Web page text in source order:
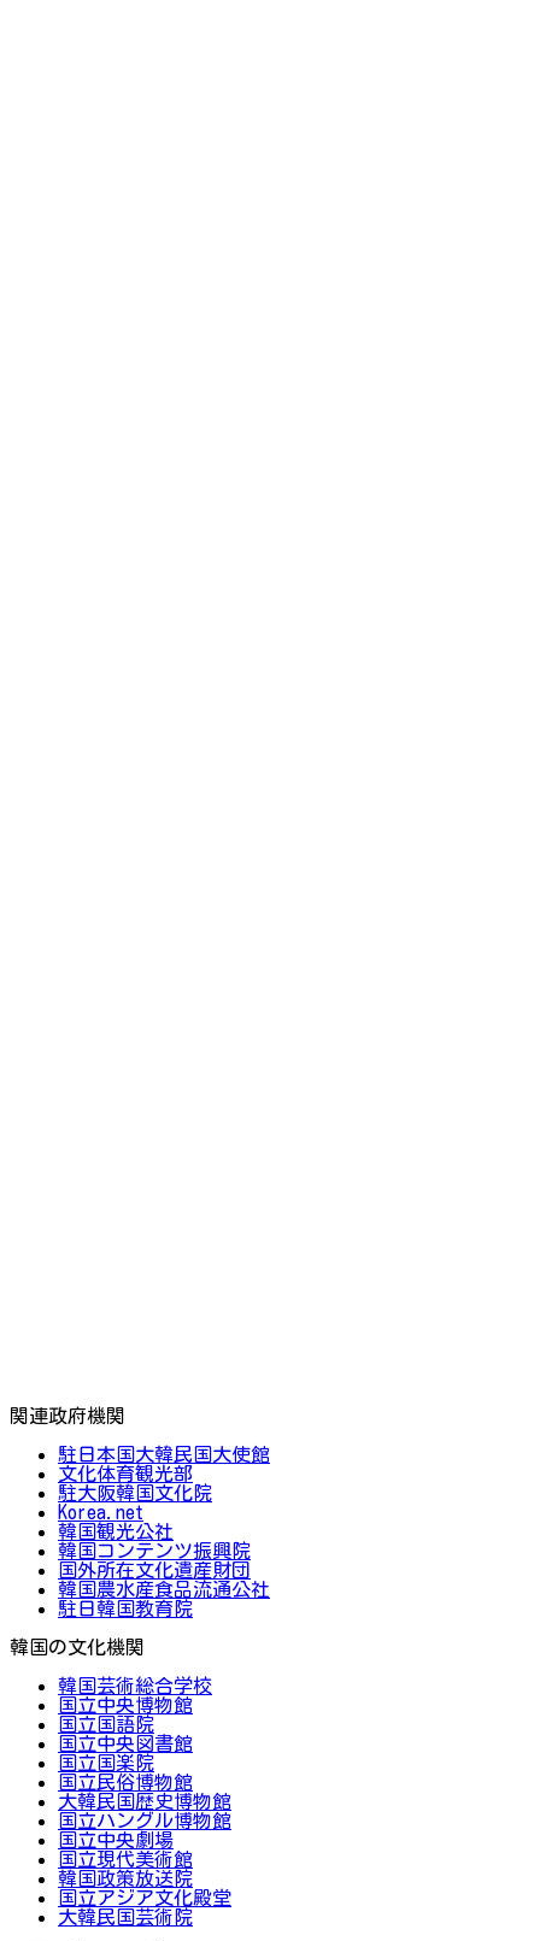
関連政府機関
駐日本国大韓民国大使館
文化体育観光部
駐大阪韓国文化院
Korea.net
韓国観光公社
韓国コンテンツ振興院
国外所在文化遺産財団
韓国農水産食品流通公社
駐日韓国教育院
韓国の文化機関
韓国芸術総合学校
国立中央博物館
国立国語院
国立中央図書館
国立国楽院
国立民俗博物館
大韓民国歴史博物館
国立ハングル博物館
国立中央劇場
国立現代美術館
韓国政策放送院
国立アジア文化殿堂
大韓民国芸術院